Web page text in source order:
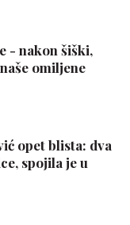
- nakon šiški,
omiljene
opet blista: dva
spojila je u